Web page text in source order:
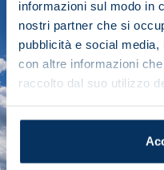
informazioni sul modo in
nostri partner che si
pubblicità e social
con altre informazioni
raccolto dal suo utilizzo
SEASON
2025/26